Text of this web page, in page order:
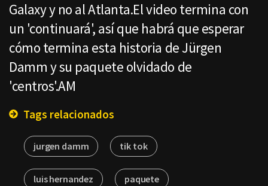
Galaxy y no al Atlanta.El video termina con
un 'continuará', así que habrá que esperar
cómo termina esta historia de Jürgen
Damm y su paquete olvidado de
'centros'.AM
Tags relacionados
jurgen damm tik tok
luis hernandez paquete